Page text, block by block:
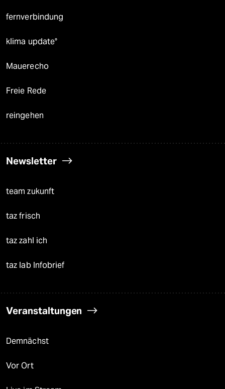
fernverbindung
klima update°
Mauerecho
Freie Rede
reingehen
Newsletter
team zukunft
taz frisch
taz zahl ich
taz lab Infobrief
Veranstaltungen
Demnächst
Vor Ort